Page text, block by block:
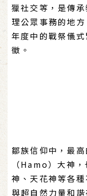
獵社交等，是傳
理公眾事務的地
年度中的戰祭儀
徵。
鄒族信仰中，最
（Hamo）大神
神、天花神等各
與超自然力量和